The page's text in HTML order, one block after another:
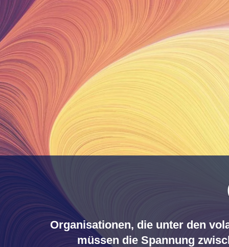
Organisationen, die unter den
müssen die Spannung